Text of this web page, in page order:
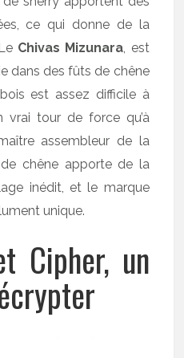
ce qui donne de la
Chivas Mizunara , est
dans des fûts de chêne
est assez difficile à
vrai tour de force qu’à
assembleur de la
chêne apporte de la
inédit, et le marque
unique.
Cipher, un